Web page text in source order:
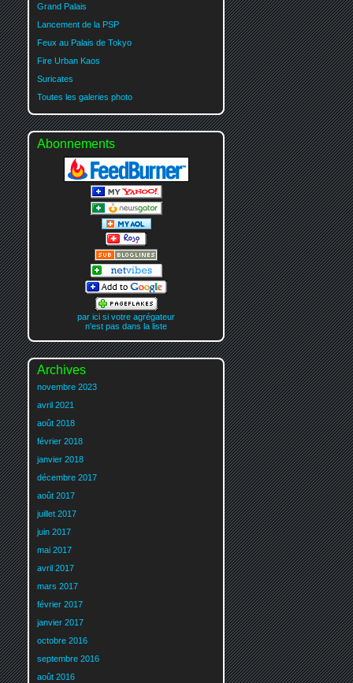
Grand Palais
Lancement de la PSP
Feux au Palais de Tokyo
Fire Urban Kaos
Suricates
Toutes les galeries photo
Abonnements
par ici si votre agrégateur
n'est pas dans la liste
Archives
novembre 2023
avril 2021
août 2018
février 2018
janvier 2018
décembre 2017
août 2017
juillet 2017
juin 2017
mai 2017
avril 2017
mars 2017
février 2017
janvier 2017
octobre 2016
septembre 2016
août 2016